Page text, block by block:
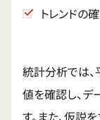
トレンドの
統計分析では
値を確認し、デ
す。また、仮説